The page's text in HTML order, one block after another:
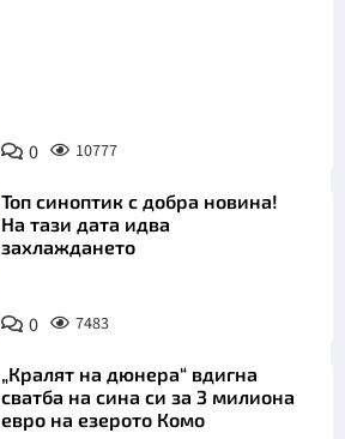
0 10777
Топ синоптик с добра новина!
На тази дата идва
захлаждането
0 7483
„Кралят на дюнера“ вдигна
сватба на сина си за 3 милиона
евро на езерото Комо